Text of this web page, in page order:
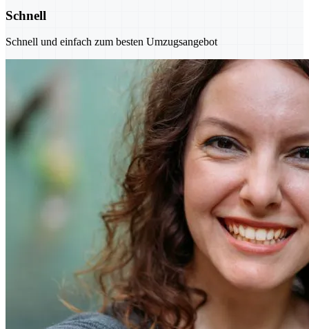
Schnell
Schnell und einfach zum besten Umzugsangebot